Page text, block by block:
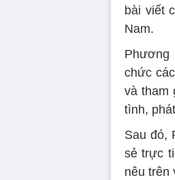
bài viết
Nam.
Phương
chức
và tham
tình,
Sau đó,
sẻ trực
nêu trên